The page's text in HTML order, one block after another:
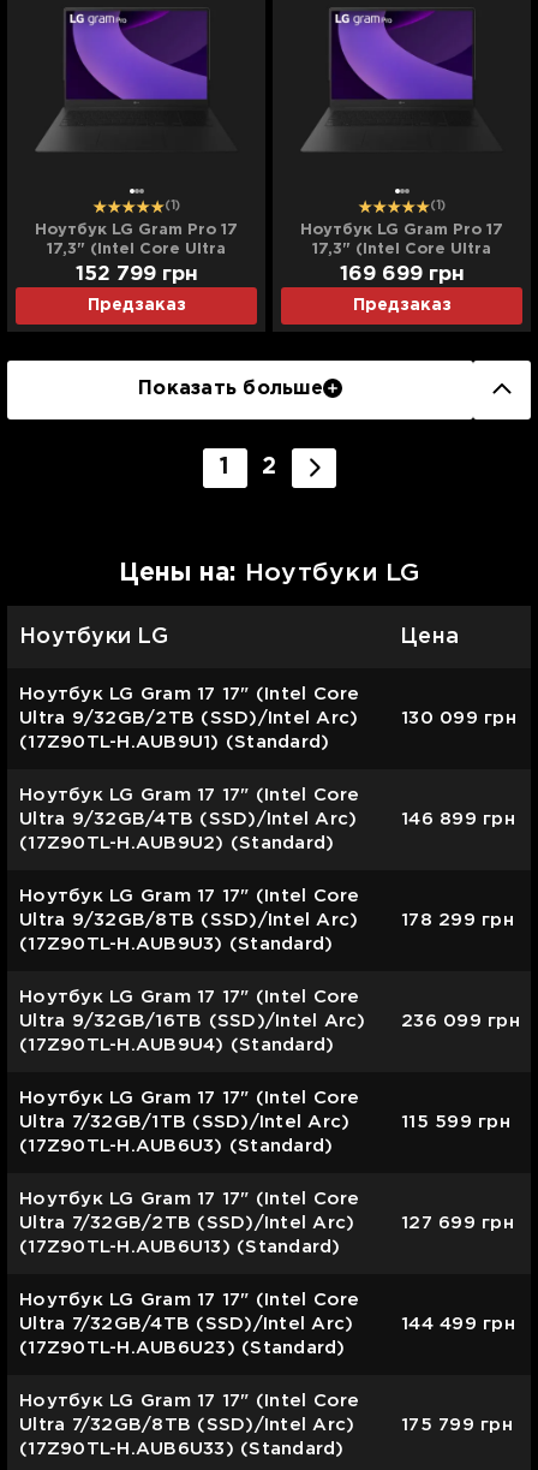
(1)
Ноутбук LG Gram Pro 17
17,3" (Intel Core Ultra
7/32GB/2TB (SSD)/RTX
5050) (17Z90TR-E.ADB7U1)
(Standard)
Предзаказ
152 799 грн
(1)
Ноутбук LG Gram Pro 17
17,3" (Intel Core Ultra
7/32GB/4TB (SSD)/RTX
5050) (17Z90TR-
E.ADB7U11) (Standard)
Предзаказ
169 699 грн
Показать больше
1 2
Цены на: Ноутбуки LG
Ноутбуки LG Цена
Ноутбук LG Gram 17 17" (Intel Core
Ultra 9/32GB/2TB (SSD)/Intel Arc)
(17Z90TL-H.AUB9U1) (Standard)
130 099 грн
Ноутбук LG Gram 17 17" (Intel Core
Ultra 9/32GB/4TB (SSD)/Intel Arc)
(17Z90TL-H.AUB9U2) (Standard)
146 899 грн
Ноутбук LG Gram 17 17" (Intel Core
Ultra 9/32GB/8TB (SSD)/Intel Arc)
(17Z90TL-H.AUB9U3) (Standard)
178 299 грн
Ноутбук LG Gram 17 17" (Intel Core
Ultra 9/32GB/16TB (SSD)/Intel Arc)
(17Z90TL-H.AUB9U4) (Standard)
236 099 грн
Ноутбук LG Gram 17 17" (Intel Core
Ultra 7/32GB/1TB (SSD)/Intel Arc)
(17Z90TL-H.AUB6U3) (Standard)
115 599 грн
Ноутбук LG Gram 17 17" (Intel Core
Ultra 7/32GB/2TB (SSD)/Intel Arc)
(17Z90TL-H.AUB6U13) (Standard)
127 699 грн
Ноутбук LG Gram 17 17" (Intel Core
Ultra 7/32GB/4TB (SSD)/Intel Arc)
(17Z90TL-H.AUB6U23) (Standard)
144 499 грн
Ноутбук LG Gram 17 17" (Intel Core
Ultra 7/32GB/8TB (SSD)/Intel Arc)
(17Z90TL-H.AUB6U33) (Standard)
175 799 грн